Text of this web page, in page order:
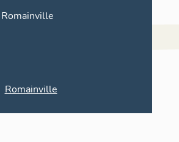
Romainville
Romainville